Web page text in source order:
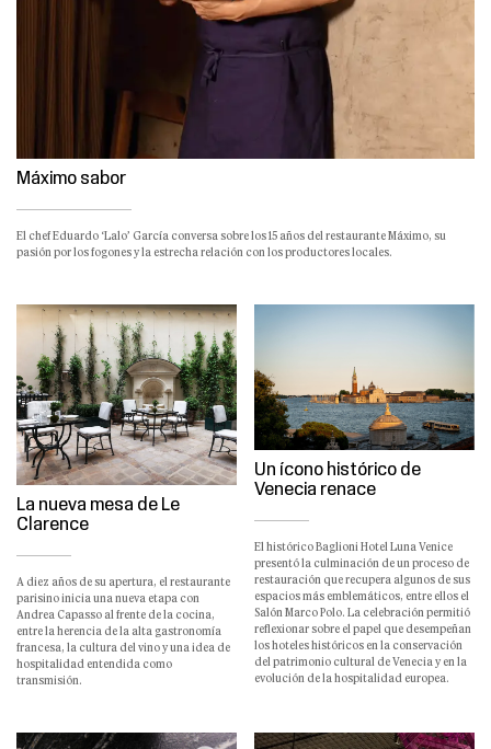
Máximo sabor
El chef Eduardo ‘Lalo’ García conversa sobre los 15 años del restaurante Máximo, su
pasión por los fogones y la estrecha relación con los productores locales.
La nueva mesa de Le
Clarence
A diez años de su apertura, el restaurante
parisino inicia una nueva etapa con
Andrea Capasso al frente de la cocina,
entre la herencia de la alta gastronomía
francesa, la cultura del vino y una idea de
hospitalidad entendida como
transmisión.
Un ícono histórico de
Venecia renace
El histórico Baglioni Hotel Luna Venice
presentó la culminación de un proceso de
restauración que recupera algunos de sus
espacios más emblemáticos, entre ellos el
Salón Marco Polo. La celebración permitió
reflexionar sobre el papel que desempeñan
los hoteles históricos en la conservación
del patrimonio cultural de Venecia y en la
evolución de la hospitalidad europea.